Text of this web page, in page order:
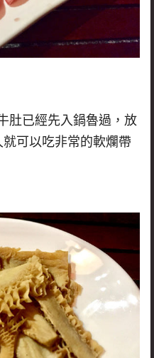
肚已經先入鍋魯過，放
可以吃非常的軟爛帶